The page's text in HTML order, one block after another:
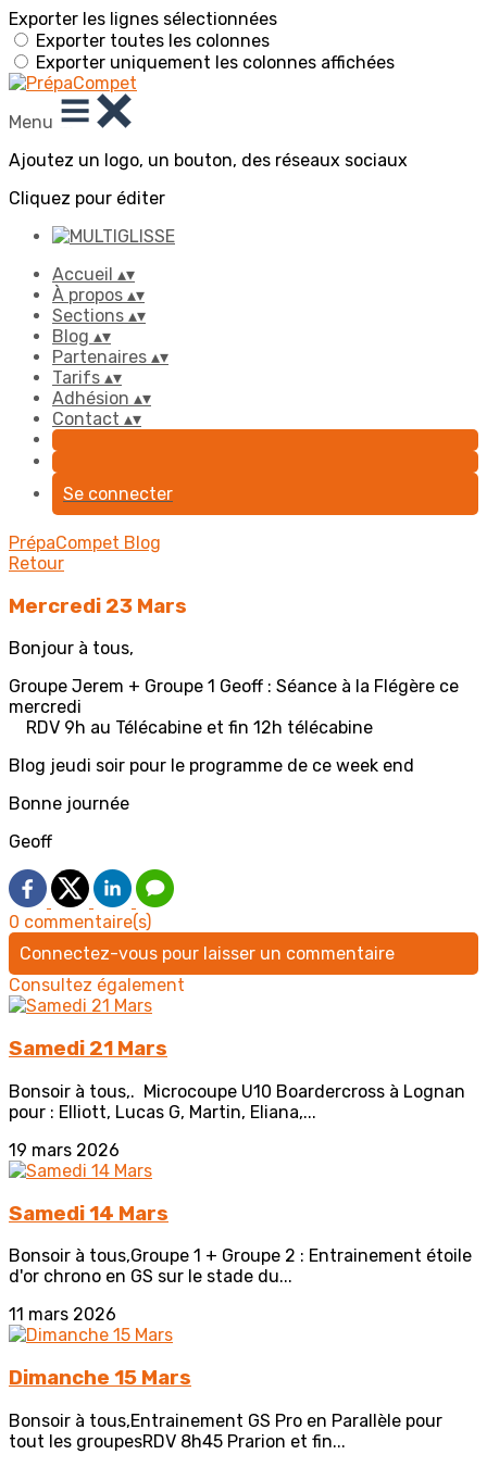
Exporter les lignes sélectionnées
Exporter toutes les colonnes
Exporter uniquement les colonnes affichées
Menu
Ajoutez un logo, un bouton, des réseaux sociaux
Cliquez pour éditer
Accueil ▴▾
À propos ▴▾
Sections ▴▾
Blog ▴▾
Partenaires ▴▾
Tarifs ▴▾
Adhésion ▴▾
Contact ▴▾
Se connecter
PrépaCompet Blog
Retour
Mercredi 23 Mars
Bonjour à tous,
Groupe Jerem + Groupe 1 Geoff : Séance à la Flégère ce
mercredi
RDV 9h au Télécabine et fin 12h télécabine
Blog jeudi soir pour le programme de ce week end
Bonne journée
Geoff
0 commentaire(s)
Connectez-vous pour laisser un commentaire
Consultez également
Samedi 21 Mars
Bonsoir à tous,. Microcoupe U10 Boardercross à Lognan
pour : Elliott, Lucas G, Martin, Eliana,...
19 mars 2026
Samedi 14 Mars
Bonsoir à tous,Groupe 1 + Groupe 2 : Entrainement étoile
d'or chrono en GS sur le stade du...
11 mars 2026
Dimanche 15 Mars
Bonsoir à tous,Entrainement GS Pro en Parallèle pour
tout les groupesRDV 8h45 Prarion et fin...